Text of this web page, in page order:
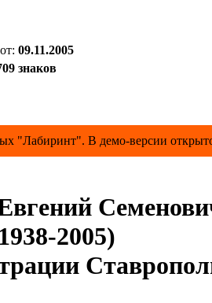
09.11.2005
знаков
"Лабиринт". В демо-версии
2005)